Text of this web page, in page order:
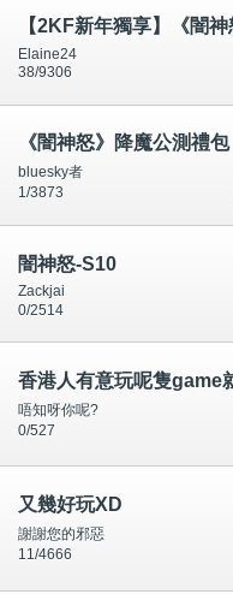
【2KF新年獨享】《闇
Elaine24
38/9306
《闇神怒》降魔公測禮包
bluesky者
1/3873
闇神怒-S10
Zackjai
0/2514
香港人有意玩呢隻game
唔知呀你呢?
0/527
又幾好玩XD
謝謝您的邪惡
11/4666